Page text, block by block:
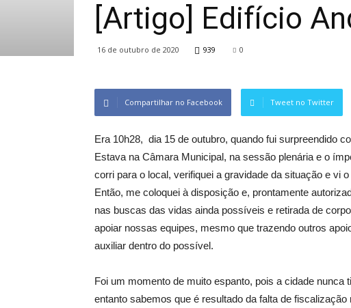
[Artigo] Edifício
16 de outubro de 2020 939 0
Compartilhar no Facebook Tweet no Twitter
Era 10h28, dia 15 de outubro, quando fui surpreendido
Estava na Câmara Municipal, na sessão plenária e o
corri para o local, verifiquei a gravidade da situação e vi
Então, me coloquei à disposição e, prontamente
nas buscas das vidas ainda possíveis e retirada de
apoiar nossas equipes, mesmo que trazendo outros
auxiliar dentro do possível.
Foi um momento de muito espanto, pois a cidade
entanto sabemos que é resultado da falta de